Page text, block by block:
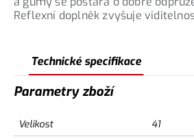
Reflexní doplněk zvyšuje
Technické specifikace
Parametry zboží
Velikost 41